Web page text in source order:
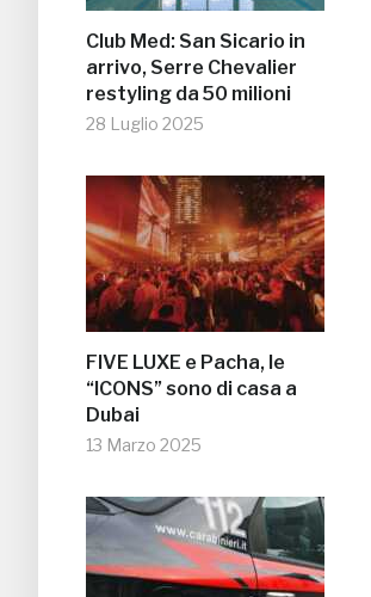
Club Med: San Sicario in
arrivo, Serre Chevalier
restyling da 50 milioni
28 Luglio 2025
FIVE LUXE e Pacha, le
“ICONS” sono di casa a
Dubai
13 Marzo 2025